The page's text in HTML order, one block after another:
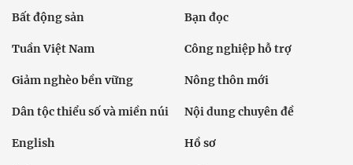
Bất động sản Bạn đọc
Tuần Việt Nam Công nghiệp hỗ trợ
Giảm nghèo bền vững Nông thôn mới
Dân tộc thiểu số và miền núi Nội dung chuyên đề
English Hồ sơ